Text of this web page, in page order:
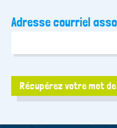
Adresse courriel
Récupérez votre mot